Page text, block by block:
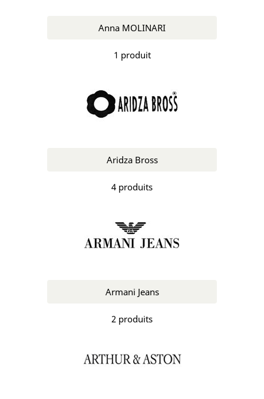
Anna MOLINARI
1 produit
Aridza Bross
4 produits
Armani Jeans
2 produits